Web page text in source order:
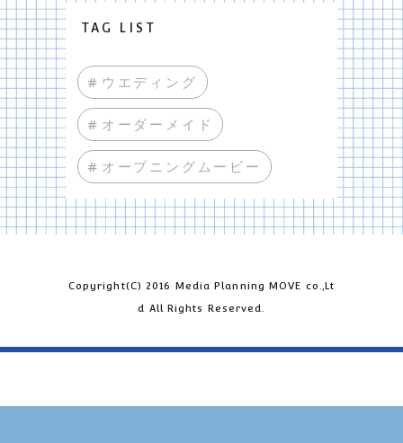
TAG LIST
#ウエディング
#オーダーメイド
#オープニングムービー
Copyright(C) 2016 Media Planning MOVE co.,Lt
d All Rights Reserved.